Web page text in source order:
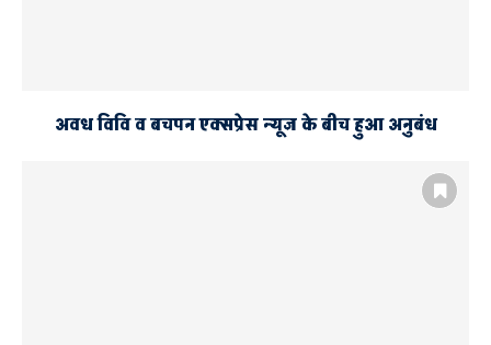
अवध विवि व बचपन एक्सप्रेस न्यूज के बीच हुआ अनुबंध